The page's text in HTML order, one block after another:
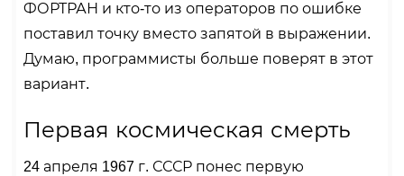
ФОРТРАН и кто-то из операторов по ошибке
поставил точку вместо запятой в выражении.
Думаю, программисты больше поверят в этот
вариант.
Первая космическая смерть
24 апреля 1967 г. СССР понес первую